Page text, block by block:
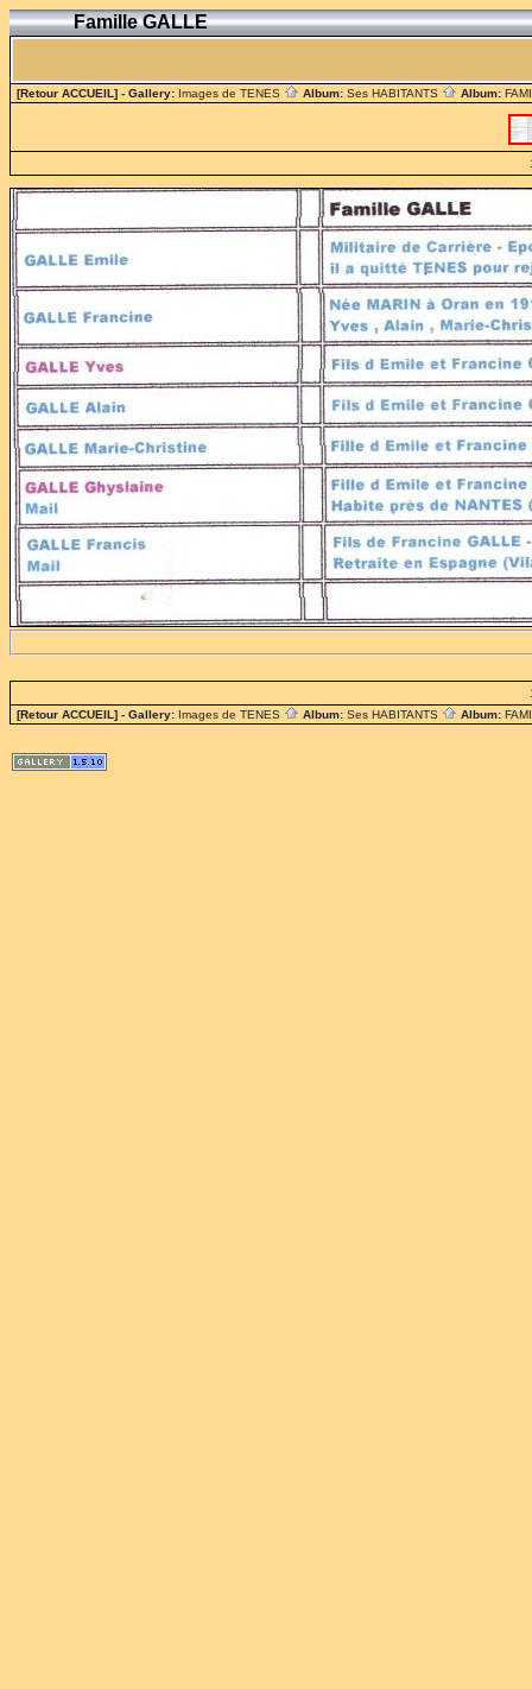
Famille GALLE
[Retour ACCUEIL] - Gallery: Images de TENES Album: Ses HABITANTS Album:
[Retour ACCUEIL] - Gallery: Images de TENES Album: Ses HABITANTS Album: